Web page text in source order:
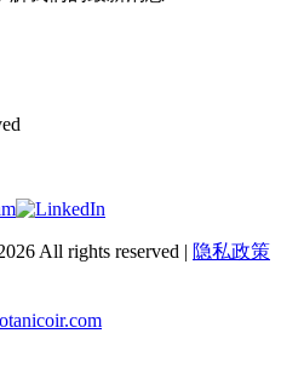
All rights reserved | 隐私政策